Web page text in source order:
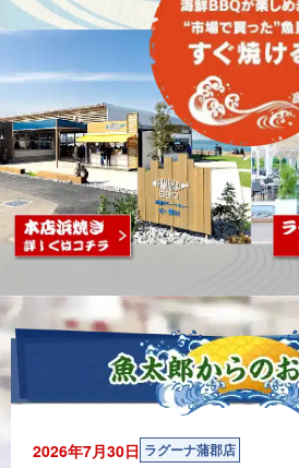
2026年7月30日 ラグーナ蒲郡店